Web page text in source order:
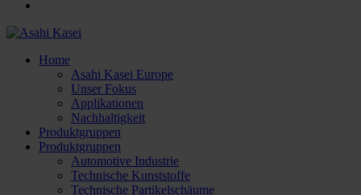
Home
Asahi Kasei Europe
Unser Fokus
Applikationen
Nachhaltigkeit
Produktgruppen
Produktgruppen
Automotive Industrie
Technische Kunststoffe
Technische Partikelschäume